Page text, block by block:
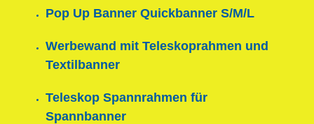
Pop Up Banner Quickbanner S/M/L
Werbewand mit Teleskoprahmen und
Textilbanner
Teleskop Spannrahmen für
Spannbanner